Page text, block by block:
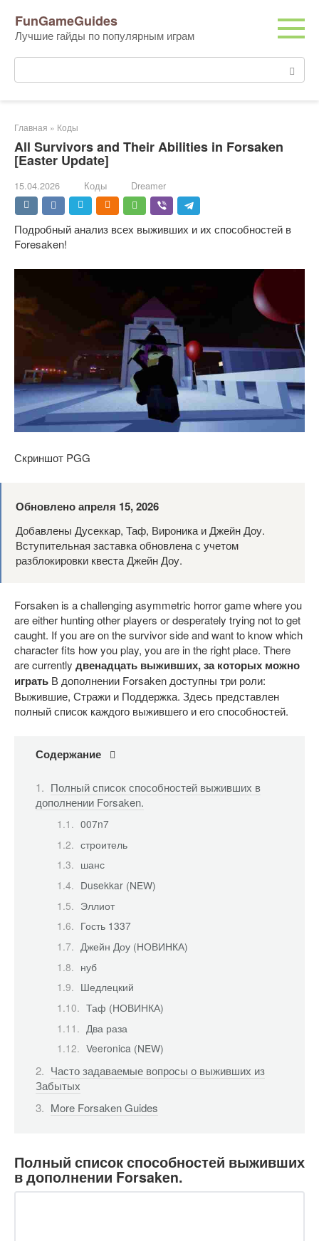
контенту
FunGameGuides
Лучшие гайды по популярным играм
Поиск:
Главная » Коды
All Survivors and Their Abilities in Forsaken
[Easter Update]
15.04.2026 Коды Dreamer
Подробный анализ всех выживших и их способностей в
Foresaken!
Скриншот PGG
Обновлено апреля 15, 2026
Добавлены Дусеккар, Таф, Вироника и Джейн Доу.
Вступительная заставка обновлена ​​с учетом
разблокировки квеста Джейн Доу.
Forsaken is a challenging asymmetric horror game where you
are either hunting other players or desperately trying not to get
caught. If you are on the survivor side and want to know which
character fits how you play, you are in the right place. There
are currently двенадцать выживших, за которых можно
играть В дополнении Forsaken доступны три роли:
Выжившие, Стражи и Поддержка. Здесь представлен
полный список каждого выжившего и его способностей.
Содержание
Полный список способностей выживших в
дополнении Forsaken.
007n7
строитель
шанс
Dusekkar (NEW)
Эллиот
Гость 1337
Джейн Доу (НОВИНКА)
нуб
Шедлецкий
Таф (НОВИНКА)
Два раза
Veeronica (NEW)
Часто задаваемые вопросы о выживших из
Забытых
More Forsaken Guides
Полный список способностей выживших
в дополнении Forsaken.